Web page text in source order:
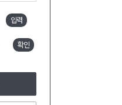
입력
확인